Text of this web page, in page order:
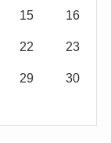
15 16
22 23
29 30